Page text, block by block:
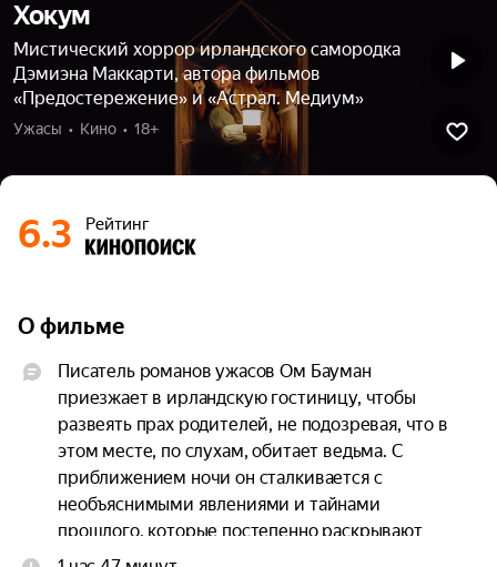
Хокум
Мистический хоррор ирландского самородка
Дэмиэна Маккарти, автора фильмов
«Предостережение» и «Астрал. Медиум»
Ужасы  •  Кино  •  18+
6.3 Рейтинг
О фильме
Писатель романов ужасов Ом Бауман
приезжает в ирландскую гостиницу, чтобы
развеять прах родителей, не подозревая, что в
этом месте, по слухам, обитает ведьма. С
приближением ночи он сталкивается с
необъяснимыми явлениями и тайнами
прошлого, которые постепенно раскрывают
зловещую природу этого уединённого уголка.